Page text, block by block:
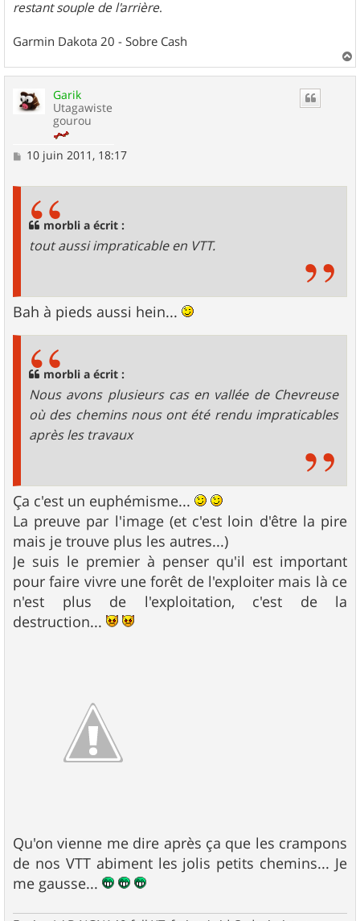
restant souple de l'arrière.
Garmin Dakota 20 - Sobre Cash
a
Garik
Utagawiste
gourou
M10 juin 2011, 18:17
morbli a écrit :
tout aussi impraticable en VTT.
Bah à pieds aussi hein...
morbli a écrit :
Nous avons plusieurs cas en vallée de Chevreuse
où des chemins nous ont été rendu impraticables
après les travaux
Ça c'est un euphémisme...
La preuve par l'image (et c'est loin d'être la pire
mais je trouve plus les autres...)
Je suis le premier à penser qu'il est important
pour faire vivre une forêt de l'exploiter mais là ce
n'est plus de l'exploitation, c'est de la
destruction...
Qu'on vienne me dire après ça que les crampons
de nos VTT abiment les jolis petits chemins... Je
me gausse...